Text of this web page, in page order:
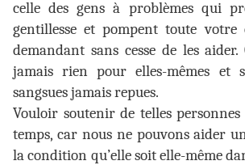
celle des gens à problèmes qui
gentillesse et pompent toute votre
demandant sans cesse de les
jamais rien pour elles-mêmes et
sangsues jamais repues.
Vouloir soutenir de telles
temps, car nous ne pouvons aider
la condition qu’elle soit elle-même